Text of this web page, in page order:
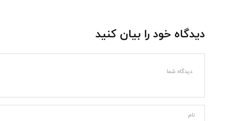
دیدگاه خود را بیان کنید